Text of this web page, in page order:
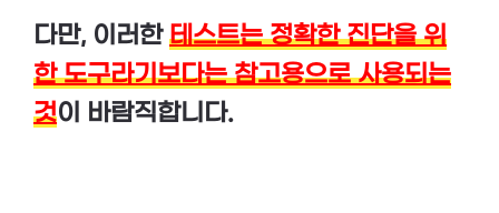
다만, 이러한테스트는 정확한 진단을 위
한 도구라기보다는 참고용으로 사용되는
것이 바람직합니다.